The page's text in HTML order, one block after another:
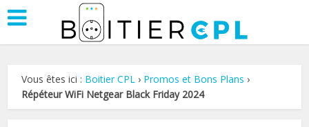
Vous êtes ici : Boitier CPL › Promos et Bons Plans ›
Répéteur WiFi Netgear Black Friday 2024